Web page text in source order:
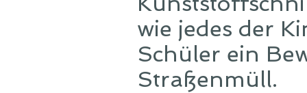
wie jedes der
Schüler ein
Straßenmüll.